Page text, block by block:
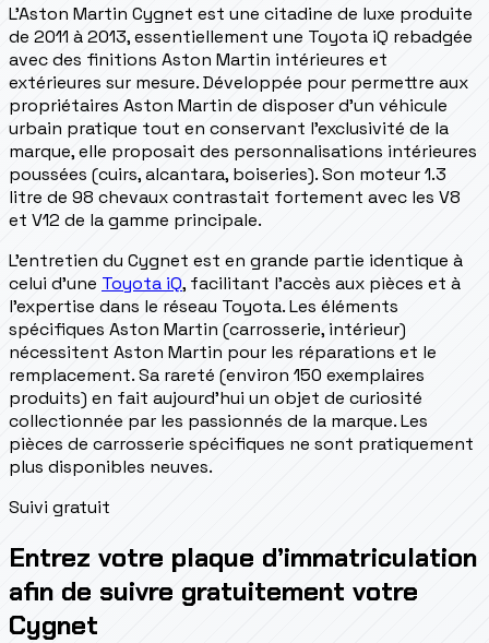
L'Aston Martin Cygnet est une citadine de luxe produite
de 2011 à 2013, essentiellement une Toyota iQ rebadgée
avec des finitions Aston Martin intérieures et
extérieures sur mesure. Développée pour permettre aux
propriétaires Aston Martin de disposer d'un véhicule
urbain pratique tout en conservant l'exclusivité de la
marque, elle proposait des personnalisations intérieures
poussées (cuirs, alcantara, boiseries). Son moteur 1.3
litre de 98 chevaux contrastait fortement avec les V8
et V12 de la gamme principale.
L'entretien du Cygnet est en grande partie identique à
celui d'une Toyota iQ, facilitant l'accès aux pièces et à
l'expertise dans le réseau Toyota. Les éléments
spécifiques Aston Martin (carrosserie, intérieur)
nécessitent Aston Martin pour les réparations et le
remplacement. Sa rareté (environ 150 exemplaires
produits) en fait aujourd'hui un objet de curiosité
collectionnée par les passionnés de la marque. Les
pièces de carrosserie spécifiques ne sont pratiquement
plus disponibles neuves.
Suivi gratuit
Entrez votre plaque d’immatriculation
afin de suivre gratuitement votre
Cygnet